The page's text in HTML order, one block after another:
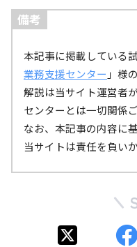
品質管理の種類
リアルタイムQC
非リアルタイムQC
参考：数値予報解説
タと品質管理,P.26
ラジオゾンデ
精度が高いか
備考
本記事に掲載している
業務支援センター 」様
解説は当サイト運営者
センターとは一切関係
なお、本記事の内容に
当サイトは責任を負い